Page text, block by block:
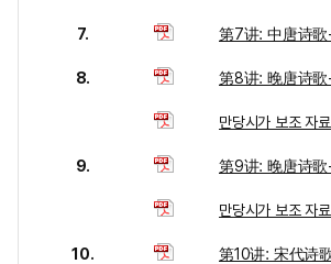
7. 第7讲: 中唐诗
8. 第8讲: 晚唐诗歌
만당시가 보조 자료
9. 第9讲: 晚唐诗
만당시가 보조 자료
10. 第10讲: 宋代诗